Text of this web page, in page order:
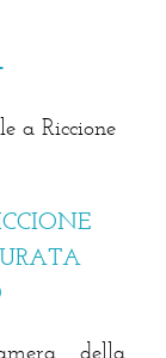
a Riccione
della